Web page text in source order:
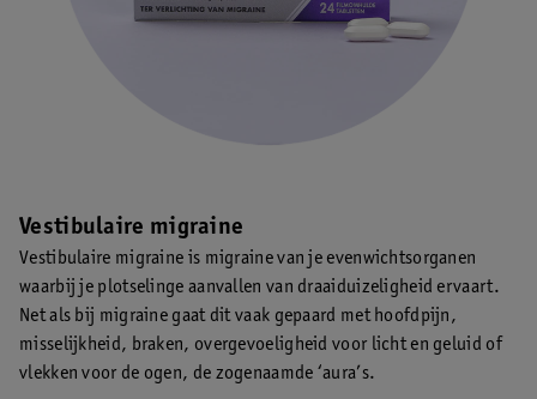
Vestibulaire migraine
Vestibulaire migraine is migraine van je evenwichtsorganen
waarbij je plotselinge aanvallen van draaiduizeligheid ervaart.
Net als bij migraine gaat dit vaak gepaard met hoofdpijn,
misselijkheid, braken, overgevoeligheid voor licht en geluid of
vlekken voor de ogen, de zogenaamde ‘aura’s.